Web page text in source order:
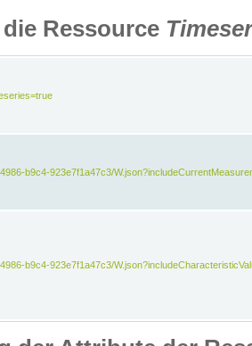
Ressource
b9c4-923e7f1a47c3/
b9c4-923e7f1a47c3/